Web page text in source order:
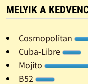
MELYIK A
Cosmopolitan
Cuba-Libre
Mojito
B52